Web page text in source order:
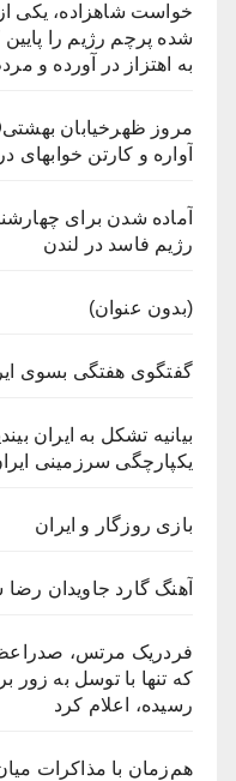
خواست شاهزاده، یکی
شده پرچم رژیم را
به اهتزاز در آورده و
مروز ظهرخیابان
آواره و کارتن
آماده شدن برای
رژیم فاسد در لندن
(بدون عنوان)
گفتگوی هفتگی بسوی
بیانیه تشکل به
یکپارچگی سرزمینی
بازی روزگار و ایران‎
آهنگ گارد جاویدان رضا
فردریک مرتس، صدراعظم
که تنها با توسل به زور
رسیده، اعلام کرد
هم‌زمان با مذاکرات